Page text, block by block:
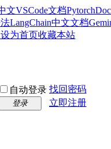
文VSCode文档Pytorch
LangChain中文文档
设为首页收藏本站
自动登录 找回密码
登录 立即注册